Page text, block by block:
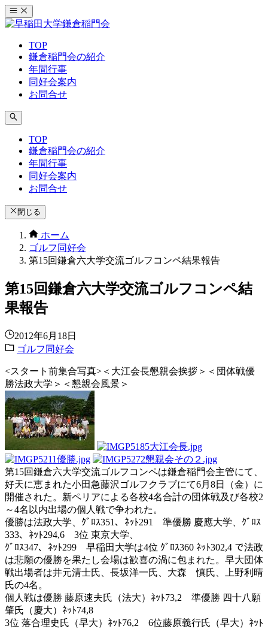
コ
ン
ッ
プ
TOP
鎌倉稲門会の紹介
年間行事
同好会案内
お問合せ
TOP
鎌倉稲門会の紹介
年間行事
同好会案内
お問合せ
閉じる
ホーム
ゴルフ同好会
第15回鎌倉六大学交流ゴルフコンペ結果報告
第15回鎌倉六大学交流ゴルフコンペ結
果報告
2012年6月18日
ゴルフ同好会
<スタート前集合写真>＜大江会長懇親会挨拶＞＜団体戦優
勝法政大学＞＜懇親会風景＞
第15回鎌倉六大学交流ゴルフコンペは鎌倉稲門会主管にて、
好天に恵まれた小田急藤沢ゴルフクラブにて6月8日（金）に
開催された。新ペリアによる各校4名合計の団体戦及び各校2
～4名以内出場の個人戦で争われた。
優勝は法政大学、ｸﾞﾛｽ351、ﾈｯﾄ291 準優勝 慶應大学、ｸﾞﾛｽ
333、ﾈｯﾄ294,6 3位 東京大学、
ｸﾞﾛｽ347、ﾈｯﾄ299 早稲田大学は4位 ｸﾞﾛｽ360 ﾈｯﾄ302,4 で法政
は悲願の優勝を果たし会場は歓喜の渦に包まれた。早大団体
戦出場者は井元清士氏、長坂洋一氏、大森 慎氏、上野利晴
氏の4名。
個人戦は優勝 藤原速夫氏（法大）ﾈｯﾄ73,2 準優勝 四十八願
肇氏（慶大）ﾈｯﾄ74,8
3位 落合理史氏（早大）ﾈｯﾄ76,2 6位藤原義行氏（早大）ﾈｯﾄ